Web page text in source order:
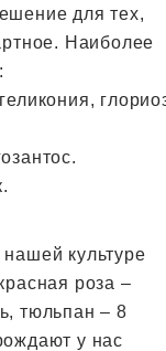
для тех,
Наиболее
культуре
роза –
тюльпан – 8
у нас